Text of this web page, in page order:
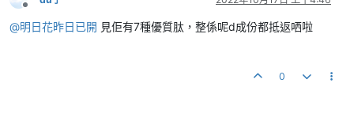
離線
@明日花昨日已開 見佢有7種優質肽，整係呢d成份都抵返哂啦
0